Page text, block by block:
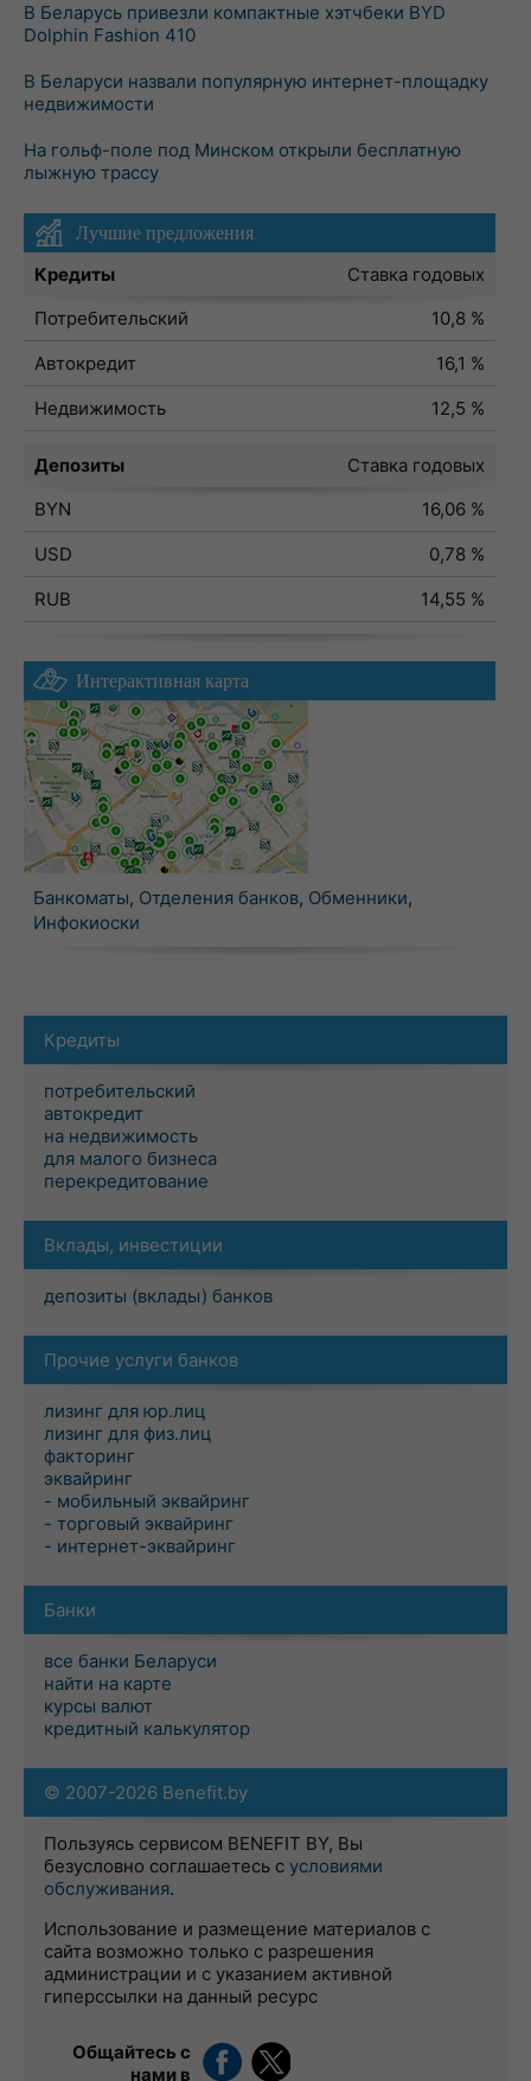
В Беларусь привезли компактные хэтчбеки BYD
Dolphin Fashion 410
В Беларуси назвали популярную интернет-площадку
недвижимости
На гольф-поле под Минском открыли бесплатную
лыжную трассу
Лучшие предложения
Кредиты
Ставка годовых
Потребительский
10,8 %
Автокредит
16,1 %
Недвижимость
12,5 %
Депозиты
Ставка годовых
BYN
16,06 %
USD
0,78 %
RUB
14,55 %
Интерактивная карта
Банкоматы, Отделения банков, Обменники,
Инфокиоски
Кредиты
потребительский
автокредит
на недвижимость
для малого бизнеса
перекредитование
Вклады, инвестиции
депозиты (вклады) банков
Прочие услуги банков
лизинг для юр.лиц
лизинг для физ.лиц
факторинг
эквайринг
- мобильный эквайринг
- торговый эквайринг
- интернет-эквайринг
Банки
все банки Беларуси
найти на карте
курсы валют
кредитный калькулятор
© 2007-2026 Benefit.by
Пользуясь сервисом BENEFIT BY, Вы
безусловно соглашаетесь с условиями
обслуживания.
Использование и размещение материалов с
сайта возможно только с разрешения
администрации и с указанием активной
гиперссылки на данный ресурс
Общайтесь с
нами в